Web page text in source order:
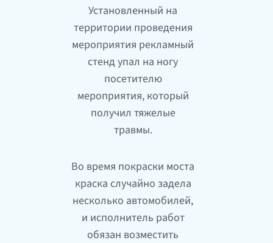
Установленный на
территории проведения
мероприятия рекламный
стенд упал на ногу
посетителю
мероприятия, который
получил тяжелые
травмы.
Во время покраски моста
краска случайно задела
несколько автомобилей,
и исполнитель работ
обязан возместить